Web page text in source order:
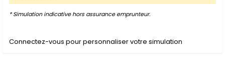
* Simulation indicative hors assurance emprunteur.
Connectez-vous pour personnaliser votre simulation